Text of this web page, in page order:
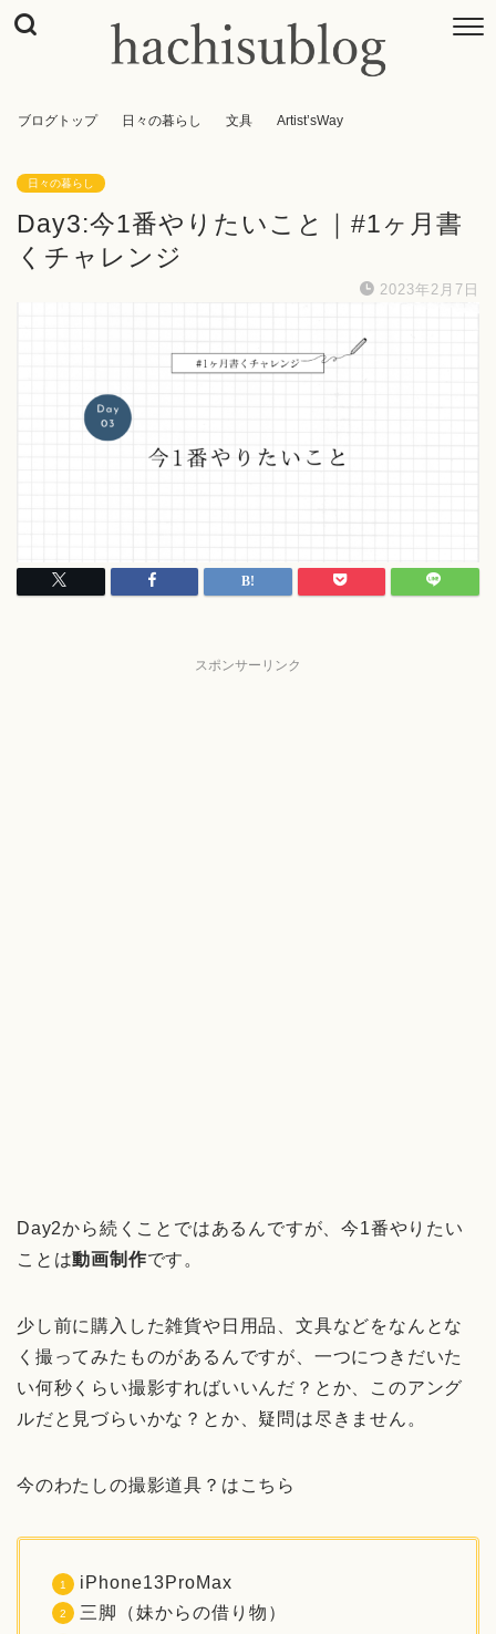
ブログトップ 日々の暮らし 文具 Artist’sWay
日々の暮らし
Day3:今1番やりたいこと｜#1ヶ月書
くチャレンジ
2023年2月7日
スポンサーリンク
Day2から続くことではあるんですが、今1番やりたい
ことは動画制作です。
少し前に購入した雑貨や日用品、文具などをなんとな
く撮ってみたものがあるんですが、一つにつきだいた
い何秒くらい撮影すればいいんだ？とか、このアング
ルだと見づらいかな？とか、疑問は尽きません。
今のわたしの撮影道具？はこちら
iPhone13ProMax
三脚（妹からの借り物）